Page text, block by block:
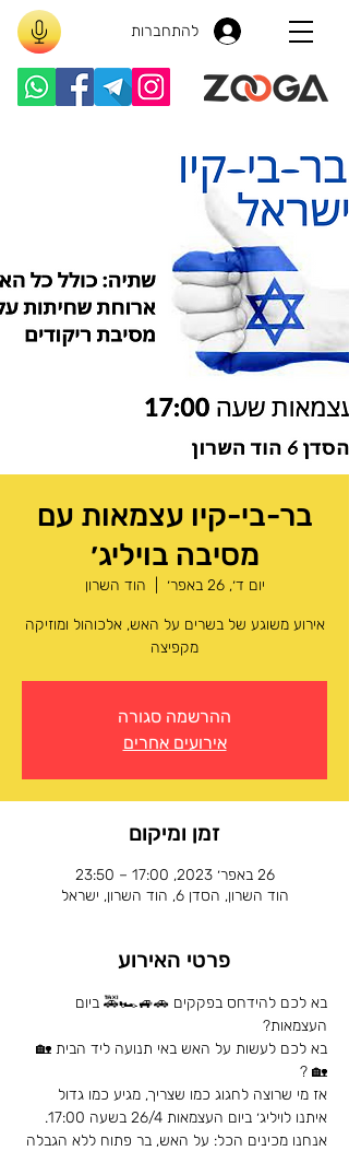
להתחברות
בר-בי-קיו עצמאות עם
מסיבה בויליג׳
יום ד׳, 26 באפר׳ הוד השרון
אירוע משוגע של בשרים על האש, אלכוהול ומוזיקה
מקפיצה
ההרשמה סגורה
אירועים אחרים
זמן ומיקום
26 באפר׳ 2023, 17:00 – 23:50
הוד השרון, הסדן 6, הוד השרון, ישראל
פרטי האירוע
בא לכם להידחס בפקקים 🚗🚙🏎️🚕 ביום
העצמאות?
בא לכם לעשות על האש באי תנועה ליד הבית 🏡
🏡 ?
אז מי שרוצה לחגוג כמו שצריך, מגיע כמו גדול
איתנו לויליג׳ ביום העצמאות 26/4 בשעה 17:00.
אנחנו מכינים הכל: על האש, בר פתוח ללא הגבלה